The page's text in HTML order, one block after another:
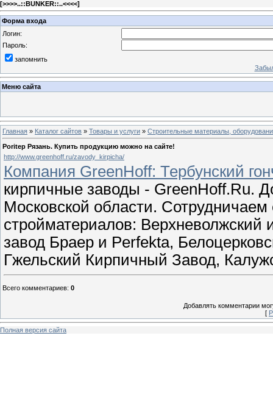
[>>>>..::BUNKER::..<<<<]
Форма входа
Логин:
Пароль:
запомнить
Меню сайта
Главная » Каталог сайтов » Товары и услуги » Строительные материалы,
Poritep Рязань. Купить продукцию можно на сайте!
http://www.greenhoff.ru/zavody_kirpicha/
Компания GreenHoff: Тербунский
кирпичные заводы - GreenHoff.Ru.
Московской области.
стройматериалов: Верхневолжский
завод Браер и Perfekta,
Гжельский Кирпичный Завод,
Всего комментариев: 0
Добавлять комментарии
[
Полная версия сайта